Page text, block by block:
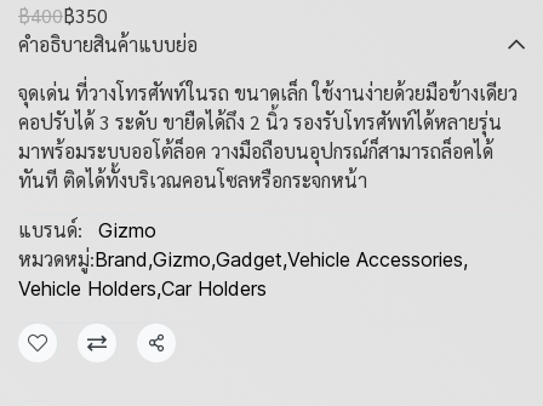
฿400฿350
คำอธิบายสินค้าแบบย่อ
จุดเด่น ที่วางโทรศัพท์ในรถ ขนาดเล็ก ใช้งานง่ายด้วยมือข้างเดียว
คอปรับได้ 3 ระดับ ขายืดได้ถึง 2 นิ้ว รองรับโทรศัพท์ได้หลายรุ่น
มาพร้อมระบบออโต้ล็อค วางมือถือบนอุปกรณ์ก็สามารถล็อคได้
ทันที ติดได้ทั้งบริเวณคอนโซลหรือกระจกหน้า
แบรนด์:
Gizmo
หมวดหมู่:Brand,Gizmo,Gadget,Vehicle Accessories,
Vehicle Holders,Car Holders
แชร์